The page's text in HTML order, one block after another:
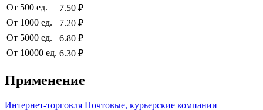
От 500 ед.
7.50 ₽
От 1000 ед.
7.20 ₽
От 5000 ед.
6.80 ₽
От 10000 ед. 6.30 ₽
Применение
Интернет-торговля Почтовые, курьерские компании